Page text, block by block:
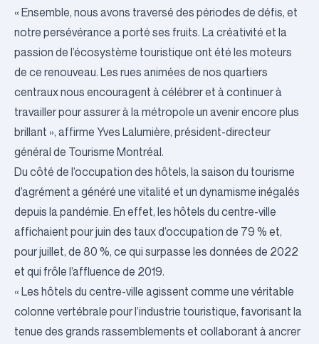
« Ensemble, nous avons traversé des périodes de défis, et
notre persévérance a porté ses fruits. La créativité et la
passion de l’écosystème touristique ont été les moteurs
de ce renouveau. Les rues animées de nos quartiers
centraux nous encouragent à célébrer et à continuer à
travailler pour assurer à la métropole un avenir encore plus
brillant », affirme Yves Lalumière, président-directeur
général de Tourisme Montréal.
Du côté de l’occupation des hôtels, la saison du tourisme
d’agrément a généré une vitalité et un dynamisme inégalés
depuis la pandémie. En effet, les hôtels du centre-ville
affichaient pour juin des taux d’occupation de 79 % et,
pour juillet, de 80 %, ce qui surpasse les données de 2022
et qui frôle l’affluence de 2019.
« Les hôtels du centre-ville agissent comme une véritable
colonne vertébrale pour l’industrie touristique, favorisant la
tenue des grands rassemblements et collaborant à ancrer